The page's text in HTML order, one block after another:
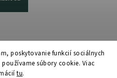
poskytovanie funkcií sociálnych
súbory cookie. Viac
tu.